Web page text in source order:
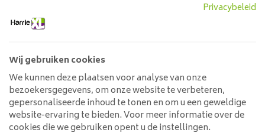
Bartafel Bozz 140 cm
969,00 799,00
Privacybeleid
Wij gebruiken cookies
We kunnen deze plaatsen voor analyse van onze
bezoekersgegevens, om onze website te verbeteren,
gepersonaliseerde inhoud te tonen en om u een geweldige
website-ervaring te bieden. Voor meer informatie over de
cookies die we gebruiken opent u de instellingen.